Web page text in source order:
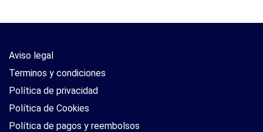
Aviso legal
Terminos y condiciones
Política de privacidad
Política de Cookies
Política de pagos y reembolsos